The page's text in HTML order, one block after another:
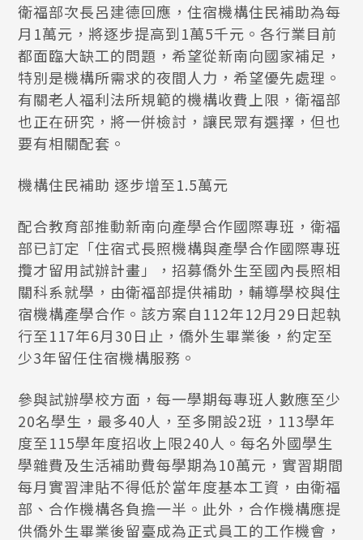
衛福部次長呂建德回應，住宿機構住民補助為每
月1萬元，將逐步提高到1萬5千元。各行業目前
都面臨大缺工的問題，希望從新南向國家補足，
特別是機構所需求的夜間人力，希望優先處理。
有關老人福利法所規範的機構收費上限，衛福部
也正在研究，將一併檢討，讓民眾有選擇，但也
要有相關配套。
機構住民補助 逐步增至1.5萬元
配合教育部推動新南向產學合作國際專班，衛福
部已訂定「住宿式長照機構與產學合作國際專班
攬才留用試辦計畫」，招募僑外生至國內長照相
關科系就學，由衛福部提供補助，輔導學校與住
宿機構產學合作。該方案自112年12月29日起執
行至117年6月30日止，僑外生畢業後，約定至
少3年留任住宿機構服務。
參與試辦學校方面，每一學期每專班人數應至少
20名學生，最多40人，至多開設2班，113學年
度至115學年度招收上限240人。每名外國學生
學雜費及生活補助費每學期為10萬元，實習期間
每月實習津貼不得低於當年度基本工資，由衛福
部、合作機構各負擔一半。此外，合作機構應提
供僑外生畢業後留臺成為正式員工的工作機會，